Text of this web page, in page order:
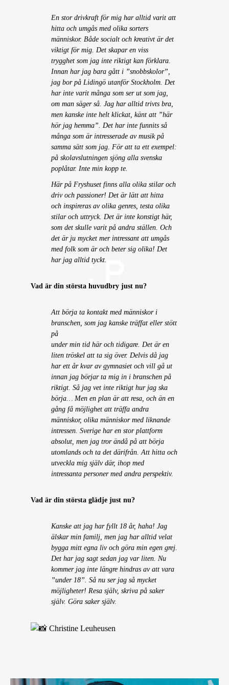
En stor drivkraft för mig har alltid varit att
hitta och umgås med olika sorters
människor. Både socialt och kreativt är det
viktigt för mig. Det skapar en viss
trygghet som jag inte riktigt kan förklara.
Innan har jag bara gått i ”snobbskolor”,
jag bor på Lidingö utanför Stockholm. Det
har inte varit många som ser ut som jag,
om man säger så. Jag har alltid trivts bra,
men kanske inte helt klickat, känt att ”här
hör jag hemma”. Det har inte funnits så
många som är intresserade av musik på
samma sätt som jag. För att ta ett exempel:
på skolavslutningen sjöng alla svenska
poplåtar. Inte min kopp te.
Här på Fryshuset finns alla olika stilar och
driv och passioner! Det är lätt att hitta
och inspireras av olika genres, testa olika
stilar och uttryck. Det är inte konstigt här,
som det skulle varit på andra ställen. Och
det är ju mycket mer intressant att umgås
med folk som är och beter sig olika! Det
har jag alltid tyckt.
Vad är din största huvudbry just nu?
Att börja ta kontakt med människor i
branschen, som jag kanske träffat eller stött
på
under min tid här och tidigare. Det är en
liten tröskel att ta sig över. Delvis då jag
har ett år kvar av gymnasiet och vill gå ut
innan jag börjar ta mig in i branschen på
riktigt. Så jag vet inte riktigt hur jag ska
börja… Men en plan är att resa, och än en
gång få möjlighet att träffa andra
människor, olika människor med liknande
intressen. Sverige har en stor plattform
absolut, men jag tror ändå på att börja
utomlands och ta det därifrån. Att hitta och
utveckla mig själv där, ihop med
intressanta personer med andra perspektiv.
Vad är din största glädje just nu?
Kanske att jag har fyllt 18 år, haha! Jag
älskar min familj, men jag har alltid velat
bygga mitt egna liv och göra min egen grej.
Det har jag sagt sedan jag var liten. Nu
kommer jag inte längre hindras av att vara
”under 18”. Så nu ser jag så mycket
möjligheter! Resa själv, skriva på saker
själv. Göra saker själv.
Christine Leuheusen